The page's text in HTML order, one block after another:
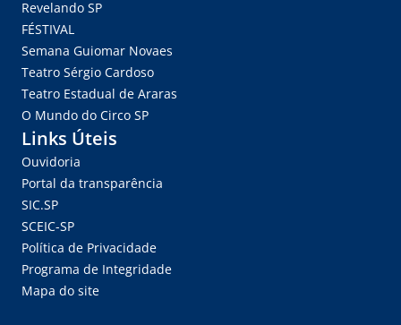
Revelando SP
FÉSTIVAL
Semana Guiomar Novaes
Teatro Sérgio Cardoso
Teatro Estadual de Araras
O Mundo do Circo SP
Links Úteis
Ouvidoria
Portal da transparência
SIC.SP
SCEIC-SP
Política de Privacidade
Programa de Integridade
Mapa do site